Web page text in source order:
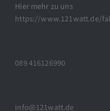
Hier mehr zu uns
https://www.121watt.de/
089 416126990
info@121watt.de